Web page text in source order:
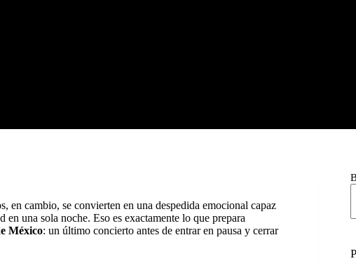
en cambio, se convierten en una despedida emocional capaz
una sola noche. Eso es exactamente lo que prepara
México: un último concierto antes de entrar en pausa y cerrar